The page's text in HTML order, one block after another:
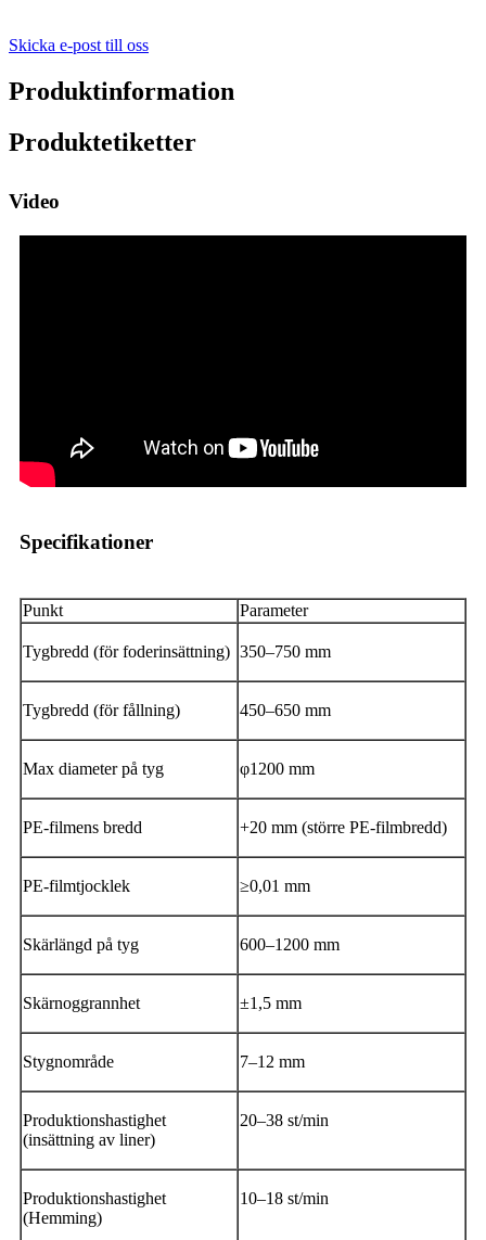
Skicka e-post till oss
Produktinformation
Produktetiketter
Video
Specifikationer
Punkt Parameter
Tygbredd (för foderinsättning) 350–750 mm
Tygbredd (för fållning) 450–650 mm
Max diameter på tyg φ1200 mm
PE-filmens bredd +20 mm (större PE-filmbredd)
PE-filmtjocklek ≥0,01 mm
Skärlängd på tyg 600–1200 mm
Skärnoggrannhet ±1,5 mm
Stygnområde 7–12 mm
Produktionshastighet
(insättning av liner)
20–38 st/min
Produktionshastighet
(Hemming)
10–18 st/min